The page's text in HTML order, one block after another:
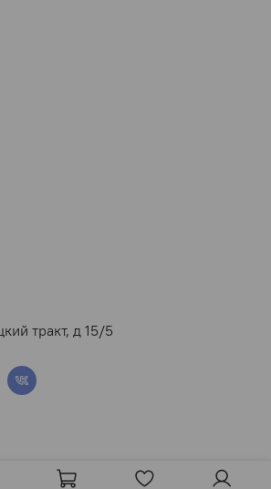
тракт, д 15/5